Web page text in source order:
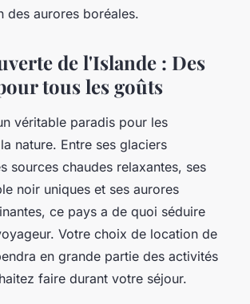
des aurores boréales.
de l'Islande : Des
tous les goûts
véritable paradis pour les
nature. Entre ses glaciers
sources chaudes relaxantes, ses
noir uniques et ses aurores
ce pays a de quoi séduire
Votre choix de location de
en grande partie des activités
faire durant votre séjour.